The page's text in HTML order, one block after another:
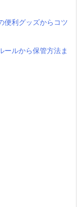
便利グッズからコツ
ールから保管方法ま